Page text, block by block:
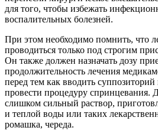
для того, чтобы избежать
воспалительных болезней.
При этом необходимо помнить, что
проводиться только под строгим
Он также должен назначать дозу
продолжительность лечения
перед тем как вводить
провести процедуру спринцевания.
слишком сильный раствор,
и теплой воды или таких
ромашка, череда.